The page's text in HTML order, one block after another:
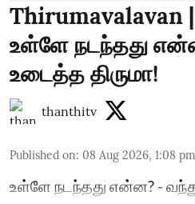
Thirumavalavan
உள்ளே நடந்தது
உடைத்த திருமா!
thanthitv
Published on: 08 Aug 2026, 1:08 pm
உள்ளே நடந்தது என்ன? -